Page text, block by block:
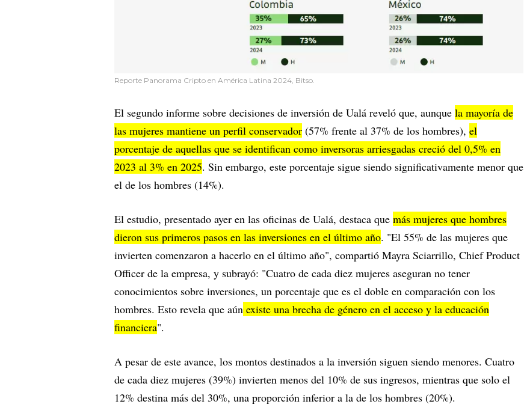
Reporte Panorama Cripto en América Latina 2024, Bitso.
El segundo informe sobre decisiones de inversión de Ualá reveló que, aunque la mayoría de
las mujeres mantiene un perfil conservador (57% frente al 37% de los hombres), el
porcentaje de aquellas que se identifican como inversoras arriesgadas creció del 0,5% en
2023 al 3% en 2025. Sin embargo, este porcentaje sigue siendo significativamente menor que
el de los hombres (14%).
El estudio, presentado ayer en las oficinas de Ualá, destaca que más mujeres que hombres
dieron sus primeros pasos en las inversiones en el último año. "El 55% de las mujeres que
invierten comenzaron a hacerlo en el último año", compartió Mayra Sciarrillo, Chief Product
Officer de la empresa, y subrayó: "Cuatro de cada diez mujeres aseguran no tener
conocimientos sobre inversiones, un porcentaje que es el doble en comparación con los
hombres. Esto revela que aún existe una brecha de género en el acceso y la educación
financiera".
A pesar de este avance, los montos destinados a la inversión siguen siendo menores. Cuatro
de cada diez mujeres (39%) invierten menos del 10% de sus ingresos, mientras que solo el
12% destina más del 30%, una proporción inferior a la de los hombres (20%).